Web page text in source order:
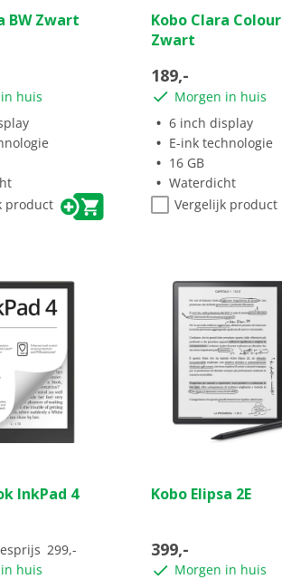
BW Zwart
huis
product
van
de
sterren.
1
beoordeling
Kobo Clara Colour
Zwart
189,-
Morgen in huis
6 inch display
E-ink technologie
16 GB
Waterdicht
Vergelijk product
InkPad 4
299,-
huis
van
sterren.
Kobo Elipsa 2E
399,-
Morgen in huis